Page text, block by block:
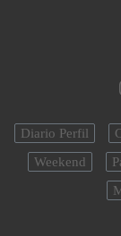
Diario Perfil
Weekend